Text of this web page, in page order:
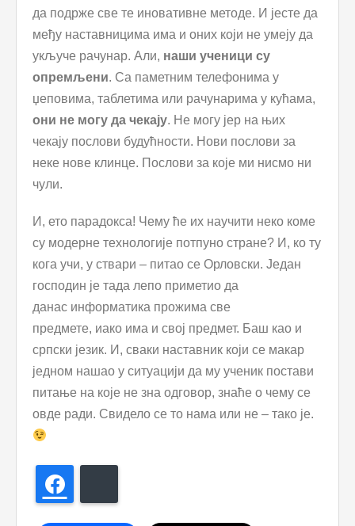
да подрже све те иновативне методе. И јесте да
међу наставницима има и оних који не умеју да
укључе рачунар. Али, наши ученици су
опремљени. Са паметним телефонима у
џеповима, таблетима или рачунарима у кућама,
они не могу да чекају. Не могу јер на њих
чекају послови будућности. Нови послови за
неке нове клинце. Послови за које ми нисмо ни
чули.
И, ето парадокса! Чему ће их научити неко коме
су модерне технологије потпуно стране? И, ко ту
кога учи, у ствари – питао се Орловски. Један
господин је тада лепо приметио да
данас информатика прожима све
предмете, иако има и свој предмет. Баш као и
српски језик. И, сваки наставник који се макар
једном нашао у ситуацији да му ученик постави
питање на које не зна одговор, знаће о чему се
овде ради. Свидело се то нама или не – тако је.